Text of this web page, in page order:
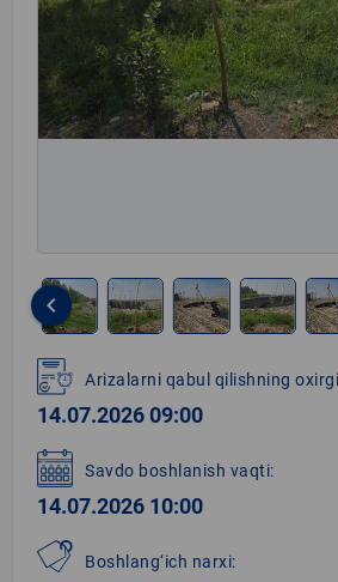
1
of
8
keyboard_arrow_left
Arizalarni qabul qilishning
14.07.2026 09:00
Savdo boshlanish vaqti:
14.07.2026 10:00
Boshlang‘ich narxi: